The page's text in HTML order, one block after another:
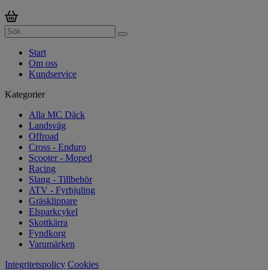
Start
Om oss
Kundservice
Kategorier
Alla MC Däck
Landsväg
Offroad
Cross - Enduro
Scooter - Moped
Racing
Slang - Tillbehör
ATV - Fyrhjuling
Gräsklippare
Elsparkcykel
Skottkärra
Fyndkorg
Varumärken
Integritetspolicy Cookies